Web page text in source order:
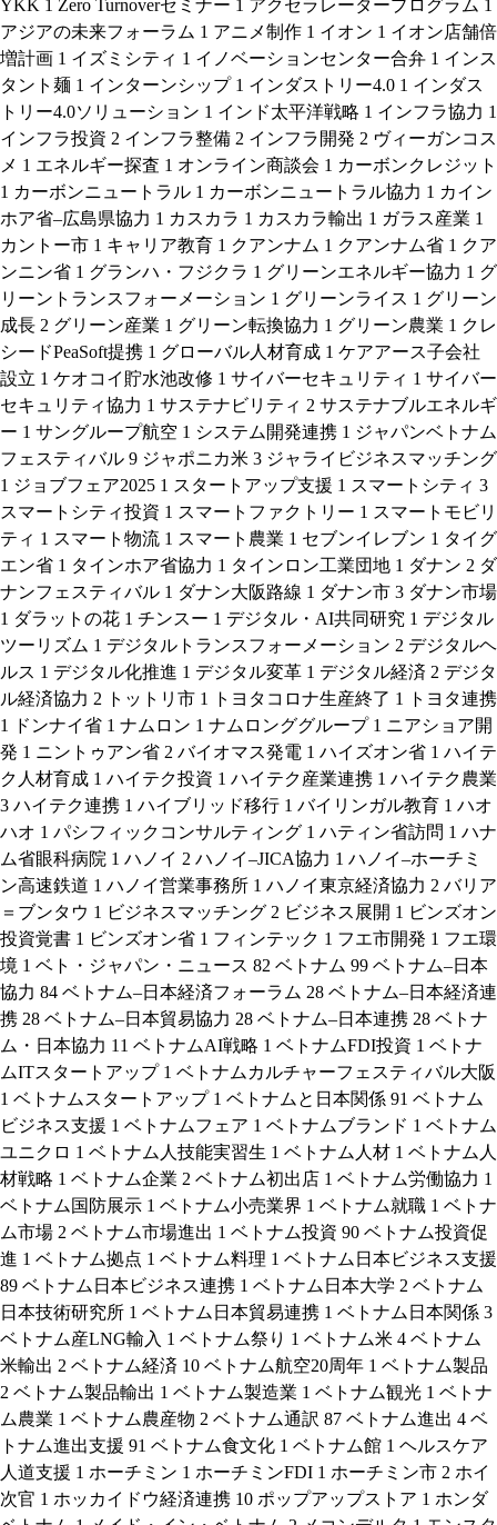
YKK 1 Zero Turnoverセミナー 1 アクセラレータープログラム 1
アジアの未来フォーラム 1 アニメ制作 1 イオン 1 イオン店舗倍
増計画 1 イズミシティ 1 イノベーションセンター合弁 1 インス
タント麺 1 インターンシップ 1 インダストリー4.0 1 インダス
トリー4.0ソリューション 1 インド太平洋戦略 1 インフラ協力 1
インフラ投資 2 インフラ整備 2 インフラ開発 2 ヴィーガンコス
メ 1 エネルギー探査 1 オンライン商談会 1 カーボンクレジット
1 カーボンニュートラル 1 カーボンニュートラル協力 1 カイン
ホア省–広島県協力 1 カスカラ 1 カスカラ輸出 1 ガラス産業 1
カントー市 1 キャリア教育 1 クアンナム 1 クアンナム省 1 クア
ンニン省 1 グランハ・フジクラ 1 グリーンエネルギー協力 1 グ
リーントランスフォーメーション 1 グリーンライス 1 グリーン
成長 2 グリーン産業 1 グリーン転換協力 1 グリーン農業 1 クレ
シードPeaSoft提携 1 グローバル人材育成 1 ケアアース子会社
設立 1 ケオコイ貯水池改修 1 サイバーセキュリティ 1 サイバー
セキュリティ協力 1 サステナビリティ 2 サステナブルエネルギ
ー 1 サングループ航空 1 システム開発連携 1 ジャパンベトナム
フェスティバル 9 ジャポニカ米 3 ジャライビジネスマッチング
1 ジョブフェア2025 1 スタートアップ支援 1 スマートシティ 3
スマートシティ投資 1 スマートファクトリー 1 スマートモビリ
ティ 1 スマート物流 1 スマート農業 1 セブンイレブン 1 タイグ
エン省 1 タインホア省協力 1 タインロン工業団地 1 ダナン 2 ダ
ナンフェスティバル 1 ダナン大阪路線 1 ダナン市 3 ダナン市場
1 ダラットの花 1 チンスー 1 デジタル・AI共同研究 1 デジタル
ツーリズム 1 デジタルトランスフォーメーション 2 デジタルヘ
ルス 1 デジタル化推進 1 デジタル変革 1 デジタル経済 2 デジタ
ル経済協力 2 トットリ市 1 トヨタコロナ生産終了 1
トヨタ連携
1
ドンナイ省 1 ナムロン 1 ナムロンググループ 1 ニアショア開
発 1 ニントゥアン省 2 バイオマス発電 1 ハイズオン省 1 ハイテ
ク人材育成 1 ハイテク投資 1 ハイテク産業連携 1 ハイテク農業
3 ハイテク連携 1 ハイブリッド移行 1 バイリンガル教育 1 ハオ
ハオ 1 パシフィックコンサルティング 1 ハティン省訪問 1 ハナ
ム省眼科病院 1 ハノイ 2 ハノイ–JICA協力 1 ハノイ–ホーチミ
ン高速鉄道 1 ハノイ営業事務所 1 ハノイ東京経済協力 2 バリア
＝ブンタウ 1 ビジネスマッチング 2 ビジネス展開 1 ビンズオン
投資覚書 1 ビンズオン省 1 フィンテック 1 フエ市開発 1 フエ環
境 1 ベト・ジャパン・ニュース 82 ベトナム 99 ベトナム–日本
協力 84 ベトナム–日本経済フォーラム 28 ベトナム–日本経済連
携 28 ベトナム–日本貿易協力 28 ベトナム–日本連携 28 ベトナ
ム・日本協力 11 ベトナムAI戦略 1 ベトナムFDI投資 1 ベトナ
ムITスタートアップ 1 ベトナムカルチャーフェスティバル大阪
1 ベトナムスタートアップ 1 ベトナムと日本関係 91 ベトナム
ビジネス支援 1 ベトナムフェア 1 ベトナムブランド 1 ベトナム
ユニクロ 1 ベトナム人技能実習生 1 ベトナム人材 1 ベトナム人
材戦略 1 ベトナム企業 2 ベトナム初出店 1 ベトナム労働協力 1
ベトナム国防展示 1 ベトナム小売業界 1 ベトナム就職 1 ベトナ
ム市場 2 ベトナム市場進出 1 ベトナム投資 90 ベトナム投資促
進 1 ベトナム拠点 1 ベトナム料理 1 ベトナム日本ビジネス支援
89 ベトナム日本ビジネス連携 1 ベトナム日本大学 2 ベトナム
日本技術研究所 1 ベトナム日本貿易連携 1 ベトナム日本関係 3
ベトナム産LNG輸入 1 ベトナム祭り 1 ベトナム米 4 ベトナム
米輸出 2 ベトナム経済 10 ベトナム航空20周年 1 ベトナム製品
2 ベトナム製品輸出 1 ベトナム製造業 1 ベトナム観光 1 ベトナ
ム農業 1 ベトナム農産物 2 ベトナム通訳 87 ベトナム進出 4 ベ
トナム進出支援 91 ベトナム食文化 1 ベトナム館 1 ヘルスケア
人道支援 1 ホーチミン 1 ホーチミンFDI 1 ホーチミン市 2 ホイ
次官 1 ホッカイドウ経済連携 10 ポップアップストア 1 ホンダ